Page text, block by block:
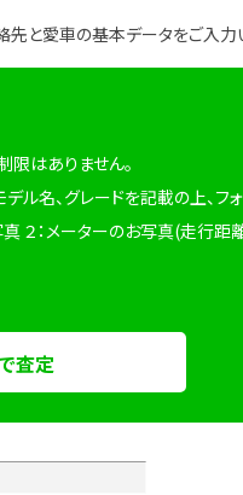
と愛車の基本データをご入
はありません。
ル名、グレードを記載の上、フ
２：メーターのお写真(走行
査定